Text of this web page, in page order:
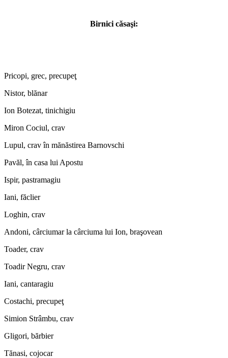
Birnici căsaşi:
Pricopi, grec, precupeţ
Nistor, blănar
Ion Botezat, tinichigiu
Miron Cociul, crav
Lupul, crav în mănăstirea Barnovschi
Pavăl, în casa lui Apostu
Ispir, pastramagiu
Iani, făclier
Loghin, crav
Andoni, cârciumar la cârciuma lui Ion, braşovean
Toader, crav
Toadir Negru, crav
Iani, cantaragiu
Costachi, precupeţ
Simion Strâmbu, crav
Gligori, bărbier
Tănasi, cojocar